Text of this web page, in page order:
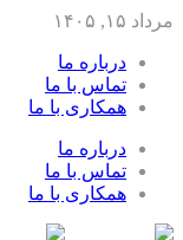
مرداد ۱۵, ۱۴۰۵
درباره ما
تماس با ما
همکاری با ما
درباره ما
تماس با ما
همکاری با ما